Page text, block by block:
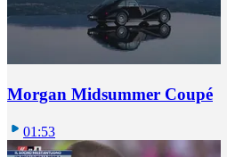
Morgan Midsummer Coupé
01:53